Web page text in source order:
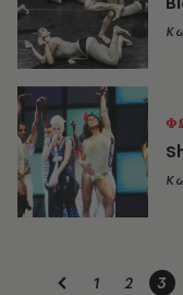
1 2 3